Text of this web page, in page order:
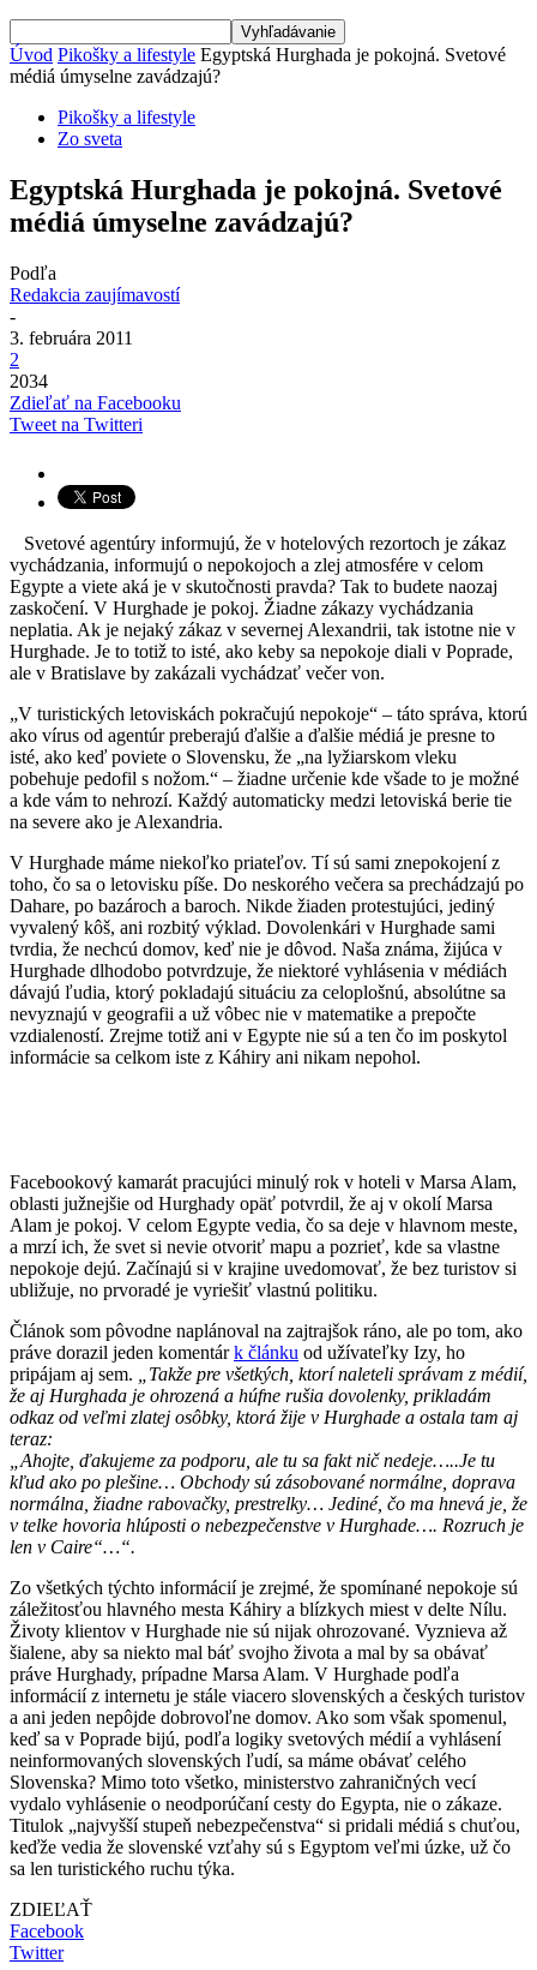
Úvod Pikošky a lifestyle Egyptská Hurghada je pokojná. Svetové
médiá úmyselne zavádzajú?
Pikošky a lifestyle
Zo sveta
Egyptská Hurghada je pokojná. Svetové
médiá úmyselne zavádzajú?
Podľa
Redakcia zaujímavostí
-
3. februára 2011
2
2034
Zdieľať na Facebooku
Tweet na Twitteri
Svetové agentúry informujú, že v hotelových rezortoch je zákaz
vychádzania, informujú o nepokojoch a zlej atmosfére v celom
Egypte a viete aká je v skutočnosti pravda? Tak to budete naozaj
zaskočení. V Hurghade je pokoj. Žiadne zákazy vychádzania
neplatia. Ak je nejaký zákaz v severnej Alexandrii, tak istotne nie v
Hurghade. Je to totiž to isté, ako keby sa nepokoje diali v Poprade,
ale v Bratislave by zakázali vychádzať večer von.
„V turistických letoviskách pokračujú nepokoje“ – táto správa, ktorú
ako vírus od agentúr preberajú ďalšie a ďalšie médiá je presne to
isté, ako keď poviete o Slovensku, že „na lyžiarskom vleku
pobehuje pedofil s nožom.“ – žiadne určenie kde všade to je možné
a kde vám to nehrozí. Každý automaticky medzi letoviská berie tie
na severe ako je Alexandria.
V Hurghade máme niekoľko priateľov. Tí sú sami znepokojení z
toho, čo sa o letovisku píše. Do neskorého večera sa prechádzajú po
Dahare, po bazároch a baroch. Nikde žiaden protestujúci, jediný
vyvalený kôš, ani rozbitý výklad. Dovolenkári v Hurghade sami
tvrdia, že nechcú domov, keď nie je dôvod. Naša známa, žijúca v
Hurghade dlhodobo potvrdzuje, že niektoré vyhlásenia v médiách
dávajú ľudia, ktorý pokladajú situáciu za celoplošnú, absolútne sa
nevyznajú v geografii a už vôbec nie v matematike a prepočte
vzdialeností. Zrejme totiž ani v Egypte nie sú a ten čo im poskytol
informácie sa celkom iste z Káhiry ani nikam nepohol.
Facebookový kamarát pracujúci minulý rok v hoteli v Marsa Alam,
oblasti južnejšie od Hurghady opäť potvrdil, že aj v okolí Marsa
Alam je pokoj. V celom Egypte vedia, čo sa deje v hlavnom meste,
a mrzí ich, že svet si nevie otvoriť mapu a pozrieť, kde sa vlastne
nepokoje dejú. Začínajú si v krajine uvedomovať, že bez turistov si
ubližuje, no prvoradé je vyriešiť vlastnú politiku.
Článok som pôvodne naplánoval na zajtrajšok ráno, ale po tom, ako
práve dorazil jeden komentárk článku od užívateľky Izy, ho
pripájam aj sem.
„Takže pre všetkých, ktorí naleteli správam z médií,
že aj Hurghada je ohrozená a húfne rušia dovolenky, prikladám
odkaz od veľmi zlatej osôbky, ktorá žije v Hurghade a ostala tam aj
teraz:
„Ahojte, ďakujeme za podporu, ale tu sa fakt nič nedeje…..Je tu
kľud ako po plešine… Obchody sú zásobované normálne, doprava
normálna, žiadne rabovačky, prestrelky… Jediné, čo ma hnevá je, že
v telke hovoria hlúposti o nebezpečenstve v Hurghade…. Rozruch je
len v Caire“…“.
Zo všetkých týchto informácií je zrejmé, že spomínané nepokoje sú
záležitosťou hlavného mesta Káhiry a blízkych miest v delte Nílu.
Životy klientov v Hurghade nie sú nijak ohrozované. Vyznieva až
šialene, aby sa niekto mal báť svojho života a mal by sa obávať
práve Hurghady, prípadne Marsa Alam. V Hurghade podľa
informácií z internetu je stále viacero slovenských a českých turistov
a ani jeden nepôjde dobrovoľne domov. Ako som však spomenul,
keď sa v Poprade bijú, podľa logiky svetových médií a vyhlásení
neinformovaných slovenských ľudí, sa máme obávať celého
Slovenska? Mimo toto všetko, ministerstvo zahraničných vecí
vydalo vyhlásenie o neodporúčaní cesty do Egypta, nie o zákaze.
Titulok „najvyšší stupeň nebezpečenstva“ si pridali médiá s chuťou,
keďže vedia že slovenské vzťahy sú s Egyptom veľmi úzke, už čo
sa len turistického ruchu týka.
ZDIEĽAŤ
Facebook
Twitter